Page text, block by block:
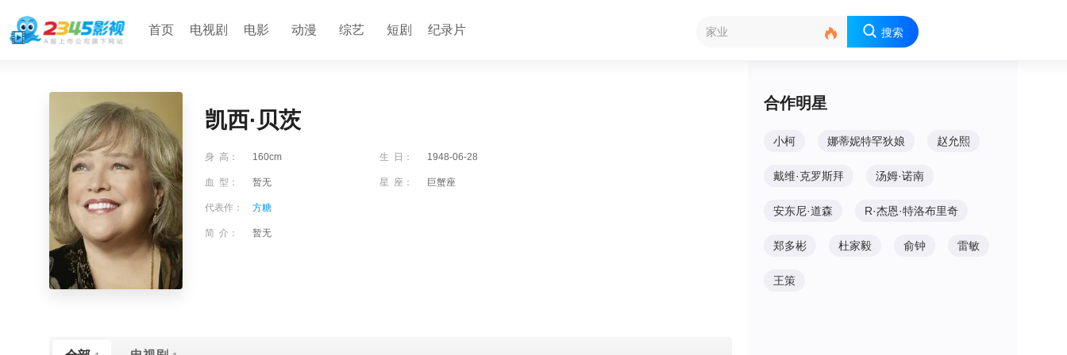
首页 电视剧 电影 动漫 综艺 短剧 纪录片  搜索
凯西·贝茨
身 高： 160cm 生 日： 1948-06-28
血 型： 暂无 星 座： 巨蟹座
代表作： 方糖
简 介： 暂无
合作明星
小柯 娜蒂妮特罕狄娘 赵允熙
戴维·克罗斯拜 汤姆·诺南
安东尼·道森 R·杰恩·特洛布里奇
郑多彬 杜家毅 俞钟 雷敏
王策